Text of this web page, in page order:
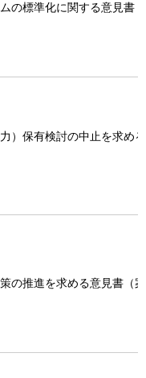
の標準化に関する意見書
）保有検討の中止を求め
の推進を求める意見書（